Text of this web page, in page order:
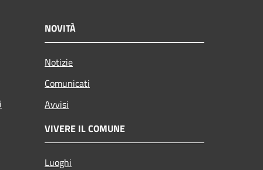
NOVITÀ
Notizie
Comunicati
Avvisi
VIVERE IL COMUNE
Luoghi